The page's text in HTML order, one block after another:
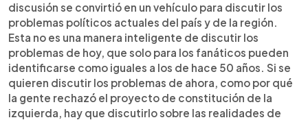
discusión se convirtió en un vehículo para discutir los
problemas políticos actuales del país y de la región.
Esta no es una manera inteligente de discutir los
problemas de hoy, que solo para los fanáticos pueden
identificarse como iguales a los de hace 50 años. Si se
quieren discutir los problemas de ahora, como por qué
la gente rechazó el proyecto de constitución de la
izquierda, hay que discutirlo sobre las realidades de